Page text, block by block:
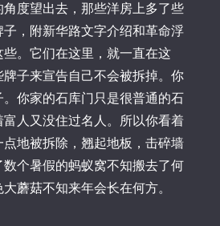
度望出去，那些洋房上多了些
，附新华路文字介绍和革命浮
。它们在这里，就一直在这
子来宣告自己不会被拆掉。你
你家的石库门只是很普通的石
人又没住过名人。所以你看着
地被拆除，翘起地板，击碎墙
个暑假的蚂蚁窝不知搬去了何
蘑菇不知来年会长在何方。